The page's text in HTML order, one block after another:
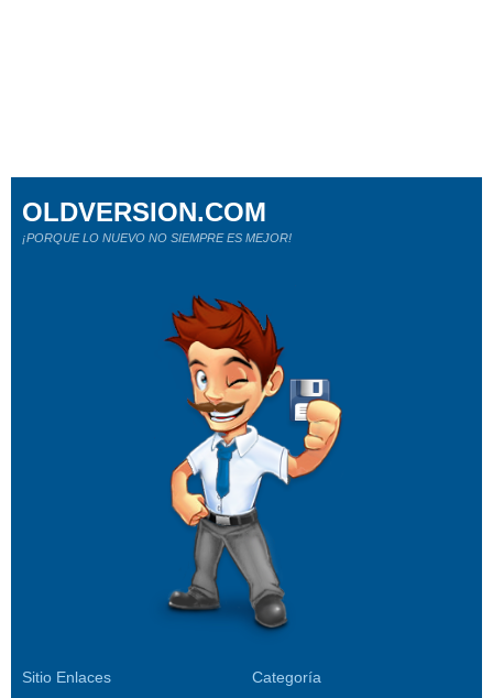
Sitio Enlaces Categoría
OLDVERSION.COM
¡PORQUE LO NUEVO NO SIEMPRE ES MEJOR!